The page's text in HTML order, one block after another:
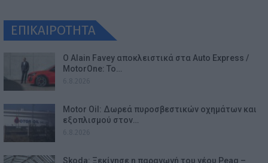
ΕΠΙΚΑΙΡΟΤΗΤΑ
Ο Alain Favey αποκλειστικά στα Auto Express /
MotorOne: Το…
Motor Oil: Δωρεά πυροσβεστικών οχημάτων και
εξοπλισμού στον…
Skoda: Ξεκίνησε η παραγωγή του νέου Peaq –